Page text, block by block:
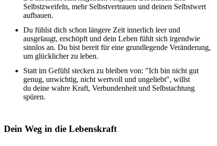
Selbstzweifeln, mehr Selbstvertrauen und deinen Selbstwert
aufbauen.
Du fühlst dich schon längere Zeit innerlich leer und
ausgelaugt, erschöpft und dein Leben fühlt sich irgendwie
sinnlos an. Du bist bereit für eine grundlegende Veränderung,
um glücklicher zu leben.
Statt im Gefühl stecken zu bleiben von: "Ich bin nicht gut
genug, unwichtig, nicht wertvoll und ungeliebt", willst
du deine wahre Kraft, Verbundenheit und Selbstachtung
spüren.
Dein Weg in die Lebenskraft